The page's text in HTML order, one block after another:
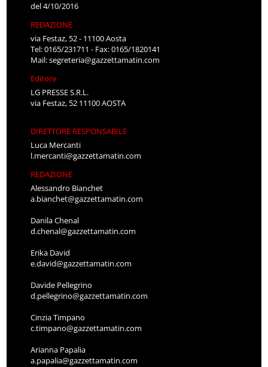
del 4/10/2016
REDAZIONE
via Festaz, 52 - 11100 Aosta
Tel: 0165/231711 - Fax: 0165/1820141
Mail:segreteria@gazzettamatin.com
Editore
LG PRESSE S.R.L.
via Festaz, 52 11100 AOSTA
DIRETTORE RESPONSABILE
Luca Mercanti
l.mercanti@gazzettamatin.com
REDAZIONE
Alessandro Bianchet
a.bianchet@gazzettamatin.com
Danila Chenal
d.chenal@gazzettamatin.com
Erika David
e.david@gazzettamatin.com
Davide Pellegrino
d.pellegrino@gazzettamatin.com
Cinzia Timpano
c.timpano@gazzettamatin.com
Arianna Papalia
a.papalia@gazzettamatin.com